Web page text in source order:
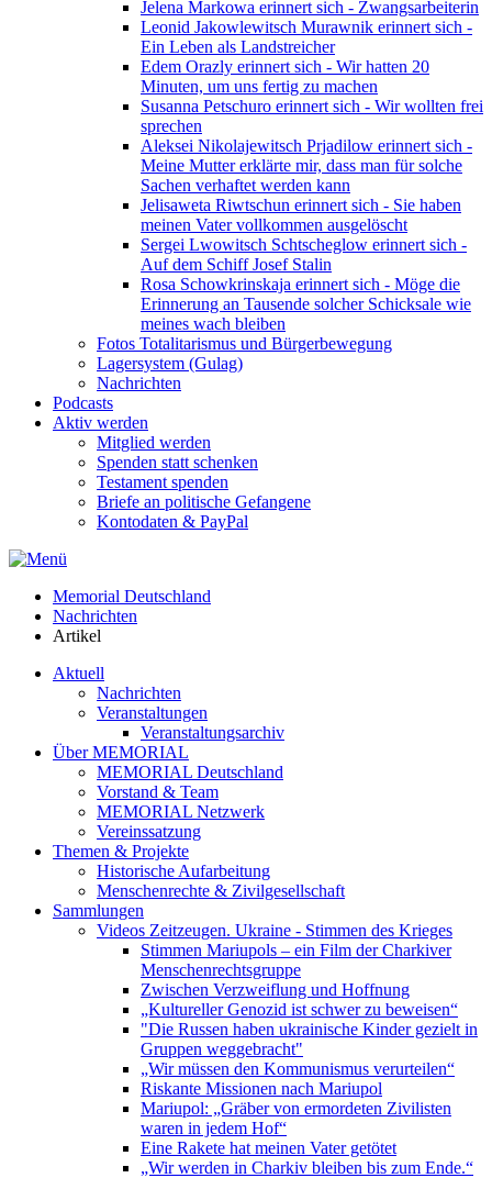
Jelena Markowa erinnert sich - Zwangsarbeiterin
Leonid Jakowlewitsch Murawnik erinnert sich -
Ein Leben als Landstreicher
Edem Orazly erinnert sich - Wir hatten 20
Minuten, um uns fertig zu machen
Susanna Petschuro erinnert sich - Wir wollten frei
sprechen
Aleksei Nikolajewitsch Prjadilow erinnert sich -
Meine Mutter erklärte mir, dass man für solche
Sachen verhaftet werden kann
Jelisaweta Riwtschun erinnert sich - Sie haben
meinen Vater vollkommen ausgelöscht
Sergei Lwowitsch Schtscheglow erinnert sich -
Auf dem Schiff Josef Stalin
Rosa Schowkrinskaja erinnert sich - Möge die
Erinnerung an Tausende solcher Schicksale wie
meines wach bleiben
Fotos Totalitarismus und Bürgerbewegung
Lagersystem (Gulag)
Nachrichten
Podcasts
Aktiv werden
Mitglied werden
Spenden statt schenken
Testament spenden
Briefe an politische Gefangene
Kontodaten & PayPal
Memorial Deutschland
Nachrichten
Artikel
Aktuell
Nachrichten
Veranstaltungen
Veranstaltungsarchiv
Über MEMORIAL
MEMORIAL Deutschland
Vorstand & Team
MEMORIAL Netzwerk
Vereinssatzung
Themen & Projekte
Historische Aufarbeitung
Menschenrechte & Zivilgesellschaft
Sammlungen
Videos Zeitzeugen. Ukraine - Stimmen des Krieges
Stimmen Mariupols – ein Film der Charkiver
Menschenrechtsgruppe
Zwischen Verzweiflung und Hoffnung
„Kultureller Genozid ist schwer zu beweisen“
"Die Russen haben ukrainische Kinder gezielt in
Gruppen weggebracht"
„Wir müssen den Kommunismus verurteilen“
Riskante Missionen nach Mariupol
Mariupol: „Gräber von ermordeten Zivilisten
waren in jedem Hof“
Eine Rakete hat meinen Vater getötet
„Wir werden in Charkiv bleiben bis zum Ende.“